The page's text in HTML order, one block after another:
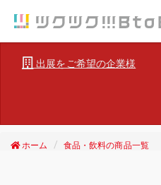
出展をご希望の企業様
ホーム 食品・飲料の商品一覧